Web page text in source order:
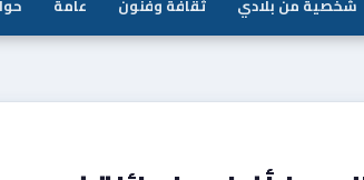
شخصية من بلادي ثقافة وفنون عامة